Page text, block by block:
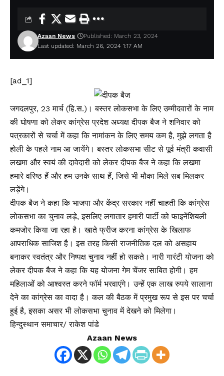
Last updated: March 26, 2024 1:17 AM
Azaan News Published: March 23, 2024
[ad_1]
जगदलपुर, 23 मार्च (हि.स.)। बस्तर लोकसभा के लिए उम्मीदवारों के नाम
की घोषणा को लेकर कांग्रेस प्रदेश अध्यक्ष दीपक बैज ने शनिवार को
पत्रकारों से चर्चा में कहा कि नामांकन के लिए समय कम है, मुझे लगता है
होली के पहले नाम आ जायेंगे। बस्तर लोकसभा सीट से पूर्व मंत्री कवासी
लखमा और स्वयं की दावेदारी को लेकर दीपक बैज ने कहा कि लखमा
हमारे वरिष्ठ हैं और हम उनके साथ हैं, जिसे भी मौका मिले सब मिलकर
लड़ेंगे।
दीपक बैज ने कहा कि भाजपा और केंद्र सरकार नहीं चाहती कि कांग्रेस
लोकसभा का चुनाव लड़े, इसलिए लगातार हमारी पार्टी को फाइनेंशियली
कमजोर किया जा रहा है। खाते फ्रीज करना कांग्रेस के खिलाफ
आपराधिक साजिश है। इस तरह किसी राजनीतिक दल को असहाय
बनाकर स्वतंत्र और निष्पक्ष चुनाव नहीं हो सकते। नारी गारंटी योजना को
लेकर दीपक बैज ने कहा कि यह योजना गेम चेंजर साबित होगी। हम
महिलाओं को आश्वस्त करने फॉर्म भरवाएंगे। उन्हें एक लाख रुपये सालाना
देने का कांग्रेस का वादा है। कल की बैठक में प्रमुख रूप से इस पर चर्चा
हुई है, इसका असर भी लोकसभा चुनाव में देखने को मिलेगा।
हिन्दुस्थान समाचार/ राकेश पांडे
Azaan News